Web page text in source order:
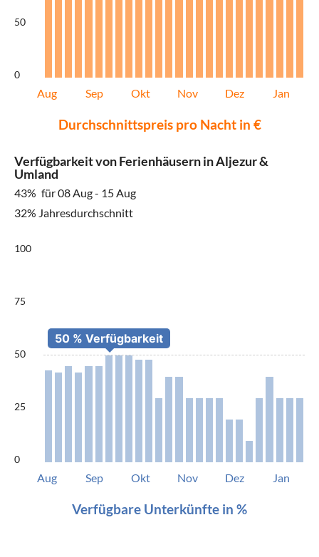
50
0
Aug Sep Okt Nov Dez Jan
Durchschnittspreis pro Nacht in €
Verfügbarkeit von Ferienhäusern in Aljezur &
Umland
43% für 08 Aug - 15 Aug
32% Jahresdurchschnitt
100
75
50
25
0
Aug Sep Okt Nov Dez Jan
Verfügbare Unterkünfte in %